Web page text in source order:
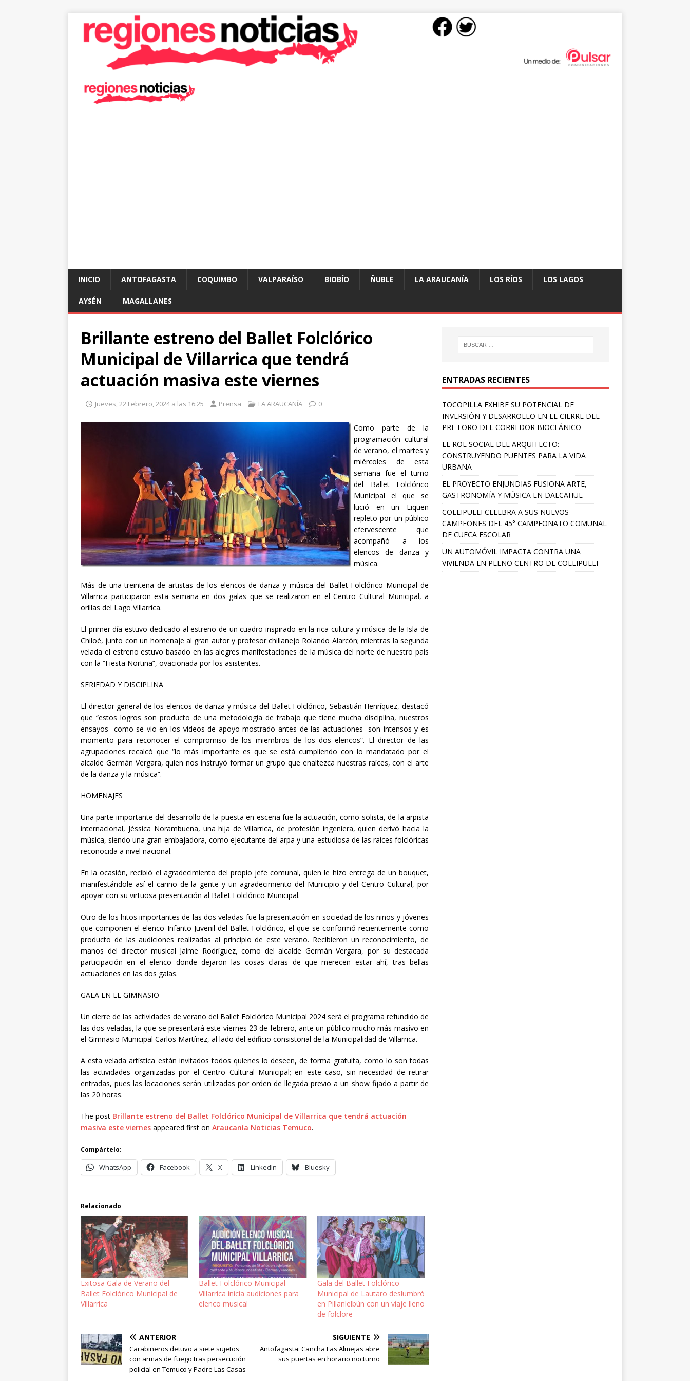
INICIO ANTOFAGASTA COQUIMBO VALPARAÍSO BIOBÍO ÑUBLE LA ARAUCANÍA LOS RÍOS LOS LAGOS
AYSÉN MAGALLANES
Brillante estreno del Ballet Folclórico
Municipal de Villarrica que tendrá
actuación masiva este viernes
Jueves, 22 Febrero, 2024 a las 16:25 Prensa LA ARAUCANÍA 0
Como parte de la
programación cultural
de verano, el martes y
miércoles de esta
semana fue el turno
del Ballet Folclórico
Municipal el que se
lució en un Liquen
repleto por un público
efervescente que
acompañó a los
elencos de danza y
música.
Más de una treintena de artistas de los elencos de danza y música del Ballet Folclórico Municipal de
Villarrica participaron esta semana en dos galas que se realizaron en el Centro Cultural Municipal, a
orillas del Lago Villarrica.
El primer día estuvo dedicado al estreno de un cuadro inspirado en la rica cultura y música de la Isla de
Chiloé, junto con un homenaje al gran autor y profesor chillanejo Rolando Alarcón; mientras la segunda
velada el estreno estuvo basado en las alegres manifestaciones de la música del norte de nuestro país
con la “Fiesta Nortina”, ovacionada por los asistentes.
SERIEDAD Y DISCIPLINA
El director general de los elencos de danza y música del Ballet Folclórico, Sebastián Henríquez, destacó
que “estos logros son producto de una metodología de trabajo que tiene mucha disciplina, nuestros
ensayos -como se vio en los vídeos de apoyo mostrado antes de las actuaciones- son intensos y es
momento para reconocer el compromiso de los miembros de los dos elencos”. El director de las
agrupaciones recalcó que “lo más importante es que se está cumpliendo con lo mandatado por el
alcalde Germán Vergara, quien nos instruyó formar un grupo que enaltezca nuestras raíces, con el arte
de la danza y la música”.
HOMENAJES
Una parte importante del desarrollo de la puesta en escena fue la actuación, como solista, de la arpista
internacional, Jéssica Norambuena, una hija de Villarrica, de profesión ingeniera, quien derivó hacia la
música, siendo una gran embajadora, como ejecutante del arpa y una estudiosa de las raíces folclóricas
reconocida a nivel nacional.
En la ocasión, recibió el agradecimiento del propio jefe comunal, quien le hizo entrega de un bouquet,
manifestándole así el cariño de la gente y un agradecimiento del Municipio y del Centro Cultural, por
apoyar con su virtuosa presentación al Ballet Folclórico Municipal.
Otro de los hitos importantes de las dos veladas fue la presentación en sociedad de los niños y jóvenes
que componen el elenco Infanto-Juvenil del Ballet Folclórico, el que se conformó recientemente como
producto de las audiciones realizadas al principio de este verano. Recibieron un reconocimiento, de
manos del director musical Jaime Rodríguez, como del alcalde Germán Vergara, por su destacada
participación en el elenco donde dejaron las cosas claras de que merecen estar ahí, tras bellas
actuaciones en las dos galas.
GALA EN EL GIMNASIO
Un cierre de las actividades de verano del Ballet Folclórico Municipal 2024 será el programa refundido de
las dos veladas, la que se presentará este viernes 23 de febrero, ante un público mucho más masivo en
el Gimnasio Municipal Carlos Martínez, al lado del edificio consistorial de la Municipalidad de Villarrica.
A esta velada artística están invitados todos quienes lo deseen, de forma gratuita, como lo son todas
las actividades organizadas por el Centro Cultural Municipal; en este caso, sin necesidad de retirar
entradas, pues las locaciones serán utilizadas por orden de llegada previo a un show fijado a partir de
las 20 horas.
The post Brillante estreno del Ballet Folclórico Municipal de Villarrica que tendrá actuación
masiva este viernes appeared first on Araucanía Noticias Temuco.
Compártelo:
WhatsApp Facebook X LinkedIn Bluesky
Relacionado
Exitosa Gala de Verano del
Ballet Folclórico Municipal de
Villarrica
Ballet Folclórico Municipal
Villarrica inicia audiciones para
elenco musical
Gala del Ballet Folclórico
Municipal de Lautaro deslumbró
en Pillanlelbún con un viaje lleno
de folclore
ANTERIOR
Carabineros detuvo a siete sujetos
con armas de fuego tras persecución
policial en Temuco y Padre Las Casas
SIGUIENTE
Antofagasta: Cancha Las Almejas abre
sus puertas en horario nocturno
ENTRADAS RECIENTES
TOCOPILLA EXHIBE SU POTENCIAL DE
INVERSIÓN Y DESARROLLO EN EL CIERRE DEL
PRE FORO DEL CORREDOR BIOCEÁNICO
EL ROL SOCIAL DEL ARQUITECTO:
CONSTRUYENDO PUENTES PARA LA VIDA
URBANA
EL PROYECTO ENJUNDIAS FUSIONA ARTE,
GASTRONOMÍA Y MÚSICA EN DALCAHUE
COLLIPULLI CELEBRA A SUS NUEVOS
CAMPEONES DEL 45° CAMPEONATO COMUNAL
DE CUECA ESCOLAR
UN AUTOMÓVIL IMPACTA CONTRA UNA
VIVIENDA EN PLENO CENTRO DE COLLIPULLI